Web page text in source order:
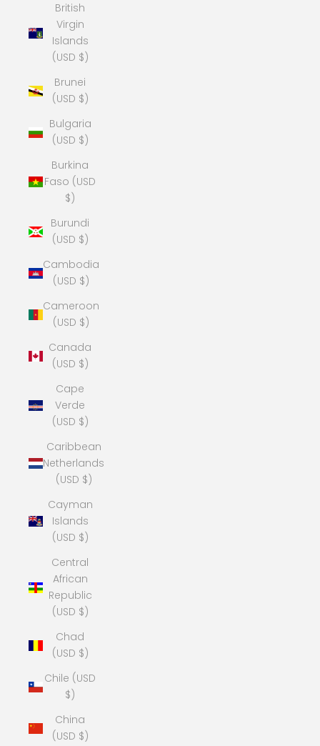
British
Virgin
Islands
(USD $)
Brunei
(USD $)
Bulgaria
(USD $)
Burkina
Faso (USD
$)
Burundi
(USD $)
Cambodia
(USD $)
Cameroon
(USD $)
Canada
(USD $)
Cape
Verde
(USD $)
Caribbean
Netherlands
(USD $)
Cayman
Islands
(USD $)
Central
African
Republic
(USD $)
Chad
(USD $)
Chile (USD
$)
China
(USD $)